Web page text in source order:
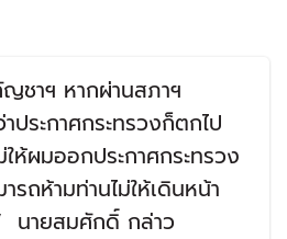
ชาฯ หากผ่านสภาฯ
ระกาศกระทรวงก็ตกไป
ห้ผมออกประกาศกระทรวง
รถห้ามท่านไม่ให้เดินหน้า
นายสมศักดิ์ กล่าว